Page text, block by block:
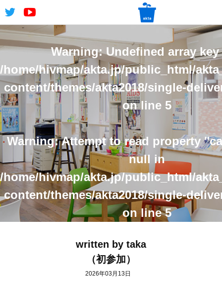
Warning: Undefined array key
/home/hivmap/akta.jp/public_html/
content/themes/akta2018/single-
on line 5
Warning: Attempt to read property
null in
/home/hivmap/akta.jp/public_html/
content/themes/akta2018/single-
on line5
written by taka
（初参加）
2026年03月13日